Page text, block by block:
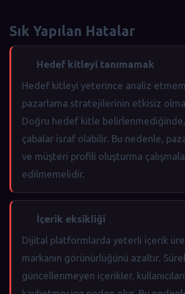
Sık Yapılan Hatalar
Hedef kitleyi tanımamak
Hedef kitleyi yeterince analiz
pazarlama stratejilerinin etkisiz
Doğru hedef kitle belirlenmediğinde,
çabalar israf olabilir. Bu nedenle,
ve müşteri profili oluşturma
edilmemelidir.
İçerik eksikliği
Dijital platformlarda yeterli içerik
markanın görünürlüğünü azaltır.
güncellenmeyen içerikler,